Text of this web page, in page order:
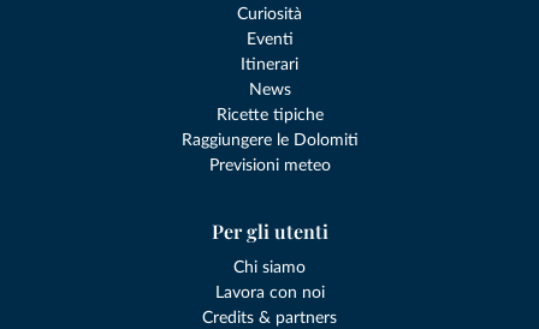
Curiosità
Eventi
Itinerari
News
Ricette tipiche
Raggiungere le Dolomiti
Previsioni meteo
Per gli utenti
Chi siamo
Lavora con noi
Credits & partners